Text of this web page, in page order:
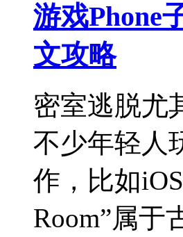
游戏Phone
文攻略
密室逃脱尤
不少年轻人
作，比如
Room”属于